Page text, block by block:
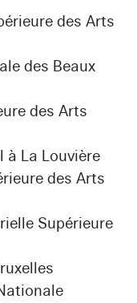
des Arts
des Beaux
des Arts
à La Louvière
des Arts
Supérieure